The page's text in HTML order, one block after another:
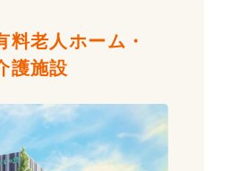
料老人ホーム・
護施設